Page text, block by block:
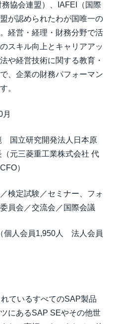
協会連盟）、IAFEI（国際
が認められたわが国唯一の
経営・経理・財務分野で活
スキル向上とキャリアアッ
や経営技術に関する教育・
、企業の財務パフォーマン
。
立研究開発法人日本原
元三菱重工業株式会社 代
）
定試験／セミナー、フォ
員会／交流会／国際会議
人会員1,950人 法人会員
ているすべてのSAP製品
にあるSAP SEやその他世